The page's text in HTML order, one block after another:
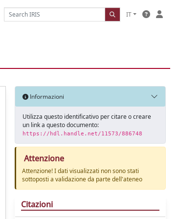
IT
Informazioni
Utilizza questo identificativo per citare o creare
un link a questo documento:
https://hdl.handle.net/11573/886748
Attenzione
Attenzione! I dati visualizzati non sono stati
sottoposti a validazione da parte dell'ateneo
Citazioni